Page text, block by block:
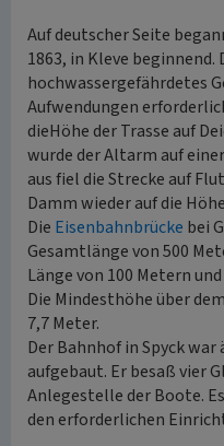
Auf deutscher Seite
1863, in Kleve
hochwassergefährdetes
Aufwendungen
dieHöhe der Trasse auf
wurde der Altarm auf
aus fiel die Strecke auf
Damm wieder auf die
Die Eisenbahnbrücke bei
Gesamtlänge von 500
Länge von 100 Metern
Die Mindesthöhe über
7,7 Meter.
Der Bahnhof in Spyck
aufgebaut. Er besaß vier
Anlegestelle der Boote.
den erforderlichen